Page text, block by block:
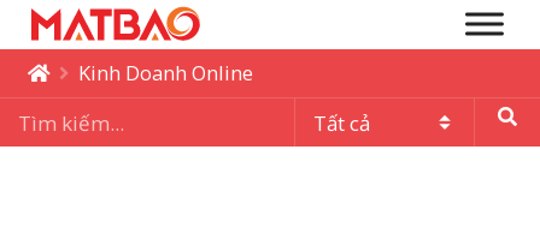
Kinh Doanh Online